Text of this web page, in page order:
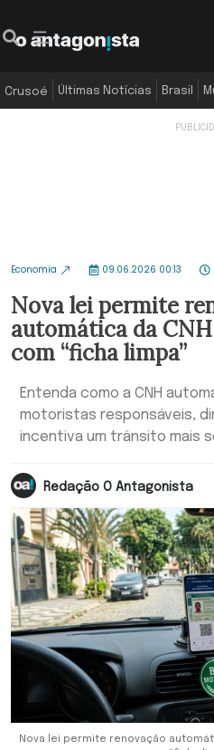
Crusoé Últimas Notícias Brasil
Economia 09.06.2026 00:13
Nova lei permite
automática da
com “ficha limpa”
Entenda como a CNH
motoristas responsáveis,
incentiva um trânsito mais
Redação O Antagonista
Nova lei permite renovação